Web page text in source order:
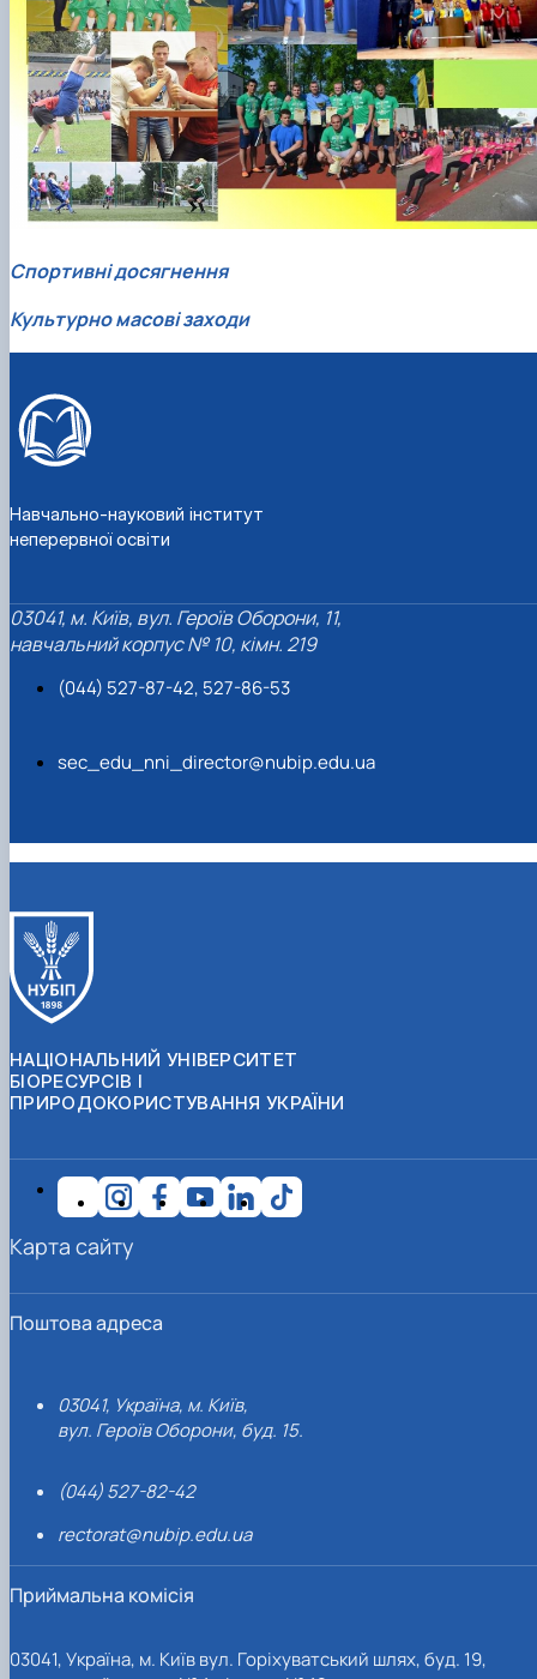
Спортивні досягнення
Культурно масові заходи
Навчально-науковий інститут
неперервної освіти
03041, м. Київ, вул. Героїв Оборони, 11,
навчальний корпус № 10, кімн. 219
(044) 527-87-42, 527-86-53
sec_edu_nni_director@nubip.edu.ua
НАЦІОНАЛЬНИЙ УНІВЕРСИТЕТ
БІОРЕСУРСІВ І
ПРИРОДОКОРИСТУВАННЯ УКРАЇНИ
Поштова адреса
03041, Україна, м. Київ,
вул. Героїв Оборони, буд. 15.
(044) 527-82-42
rectorat@nubip.edu.ua
Приймальна комісія
03041, Україна, м. Київ вул. Горіхуватський шлях, буд. 19,
Карта сайту